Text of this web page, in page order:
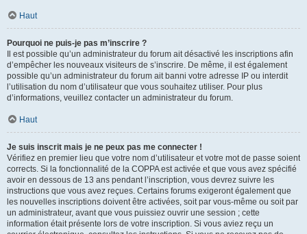
Haut
Pourquoi ne puis-je pas m’inscrire ?
Il est possible qu’un administrateur du forum ait désactivé les inscriptions afin
d’empêcher les nouveaux visiteurs de s’inscrire. De même, il est également
possible qu’un administrateur du forum ait banni votre adresse IP ou interdit
l’utilisation du nom d’utilisateur que vous souhaitez utiliser. Pour plus
d’informations, veuillez contacter un administrateur du forum.
Haut
Je suis inscrit mais je ne peux pas me connecter !
Vérifiez en premier lieu que votre nom d’utilisateur et votre mot de passe soient
corrects. Si la fonctionnalité de la COPPA est activée et que vous avez spécifié
avoir en dessous de 13 ans pendant l’inscription, vous devrez suivre les
instructions que vous avez reçues. Certains forums exigeront également que
les nouvelles inscriptions doivent être activées, soit par vous-même ou soit par
un administrateur, avant que vous puissiez ouvrir une session ; cette
information était présente lors de votre inscription. Si vous aviez reçu un